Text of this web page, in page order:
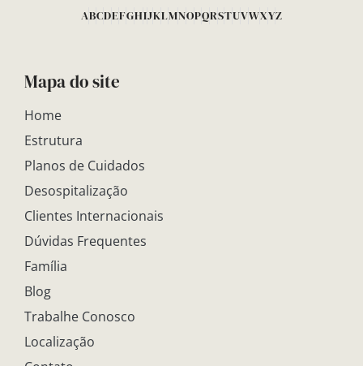
ABCDEFGHIJKLMNOPQRSTUVWXYZ
Mapa do site
Home
Estrutura
Planos de Cuidados
Desospitalização
Clientes Internacionais
Dúvidas Frequentes
Família
Blog
Trabalhe Conosco
Localização